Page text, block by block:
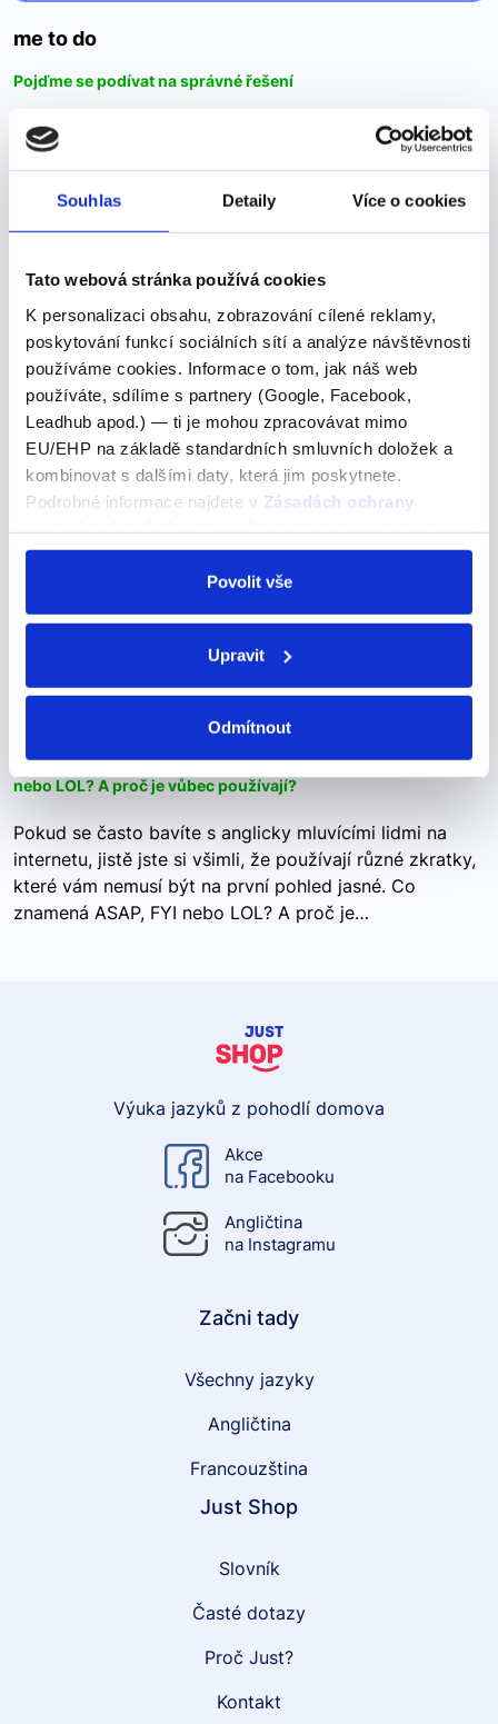
Souhlas Detaily Více o cookies
Tato webová stránka používá cookies
K personalizaci obsahu, zobrazování cílené reklamy,
poskytování funkcí sociálních sítí a analýze návštěvnosti
používáme cookies. Informace o tom, jak náš web
používáte, sdílíme s partnery (Google, Facebook,
Leadhub apod.) — ti je mohou zpracovávat mimo
EU/EHP na základě standardních smluvních doložek a
kombinovat s dalšími daty, která jim poskytnete.
Podrobné informace najdete v Zásadách ochrany
odvolat v nastavení cookies, případně se obrátit na
Povolit vše
Upravit
Odmítnout
me to do
Pojďme se podívat na správné řešení
Saying the name of the village is sometimes the only
thing my fans want me to do when we meet,’ says
kterou moji fanoušci chtějí, abych udělal, když…
"preokuparse"
"preokuparse"
Dělat si starosti, strachovat se -->
PREOCUPARSE – dělat si starosti (pravidelné sloveso)
me preocupo – dělám si starosti te preocupas – děláš si
starosti se preocupa – dělá si starosti nos
preocupamos – děláme si starosti os…
Neformální anglické zkratky
Pokud se často bavíte s anglicky mluvícími lidmi na internetu,
nemusí být na první pohled jasné. Co znamená ASAP, FYI
nebo LOL? A proč je vůbec používají?
Pokud se často bavíte s anglicky mluvícími lidmi na
internetu, jistě jste si všimli, že používají různé zkratky,
které vám nemusí být na první pohled jasné. Co
znamená ASAP, FYI nebo LOL? A proč je…
Výuka jazyků z pohodlí domova
Akce
na Facebooku
Angličtina
na Instagramu
Začni tady
Všechny jazyky
Angličtina
Francouzština
Just Shop
Slovník
Časté dotazy
Proč Just?
Kontakt